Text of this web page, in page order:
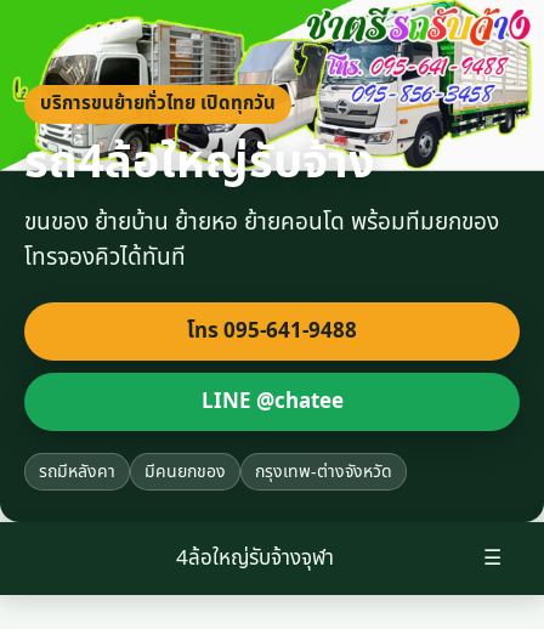
บริการขนย้ายทั่วไทย เปิดทุกวัน
รถ4ล้อใหญ่รับจ้าง
ขนของ ย้ายบ้าน ย้ายหอ ย้ายคอนโด พร้อมทีมยกของ
โทรจองคิวได้ทันที
โทร 095-641-9488
LINE @chatee
รถมีหลังคา มีคนยกของ กรุงเทพ-ต่างจังหวัด
☰
4ล้อใหญ่รับจ้างจุฬา